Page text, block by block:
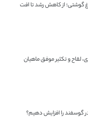
گوشتی؛ از کاهش رشد تا افت
لقاح و تکثیر موفق ماهیان
گوسفند را افزایش دهیم؟